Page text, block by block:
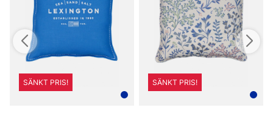
SÄNKT PRIS! SÄNKT PRIS!